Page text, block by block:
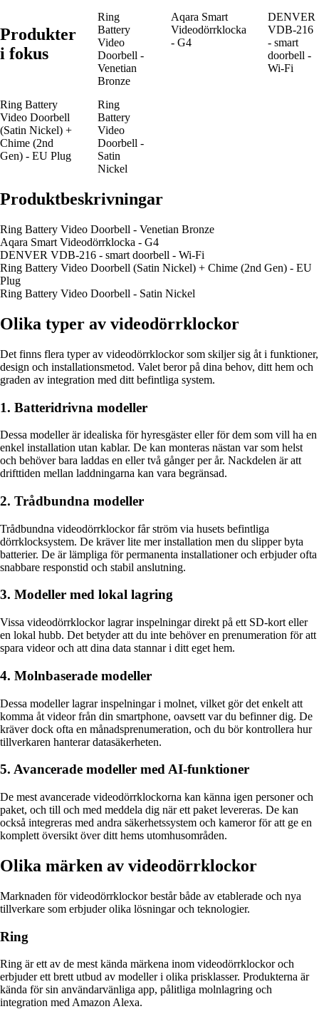
Produkter
i fokus
Ring
Battery
Video
Doorbell -
Venetian
Bronze
Aqara Smart
Videodörrklocka
- G4
DENVER
VDB-216
- smart
doorbell -
Wi-Fi
Ring Battery
Video Doorbell
(Satin Nickel) +
Chime (2nd
Gen) - EU Plug
Ring
Battery
Video
Doorbell -
Satin
Nickel
Produktbeskrivningar
Ring Battery Video Doorbell - Venetian Bronze
Aqara Smart Videodörrklocka - G4
DENVER VDB-216 - smart doorbell - Wi-Fi
Ring Battery Video Doorbell (Satin Nickel) + Chime (2nd Gen) - EU
Plug
Ring Battery Video Doorbell - Satin Nickel
Olika typer av videodörrklockor
Det finns flera typer av videodörrklockor som skiljer sig åt i funktioner,
design och installationsmetod. Valet beror på dina behov, ditt hem och
graden av integration med ditt befintliga system.
1. Batteridrivna modeller
Dessa modeller är idealiska för hyresgäster eller för dem som vill ha en
enkel installation utan kablar. De kan monteras nästan var som helst
och behöver bara laddas en eller två gånger per år. Nackdelen är att
drifttiden mellan laddningarna kan vara begränsad.
2. Trådbundna modeller
Trådbundna videodörrklockor får ström via husets befintliga
dörrklocksystem. De kräver lite mer installation men du slipper byta
batterier. De är lämpliga för permanenta installationer och erbjuder ofta
snabbare responstid och stabil anslutning.
3. Modeller med lokal lagring
Vissa videodörrklockor lagrar inspelningar direkt på ett SD-kort eller
en lokal hubb. Det betyder att du inte behöver en prenumeration för att
spara videor och att dina data stannar i ditt eget hem.
4. Molnbaserade modeller
Dessa modeller lagrar inspelningar i molnet, vilket gör det enkelt att
komma åt videor från din smartphone, oavsett var du befinner dig. De
kräver dock ofta en månadsprenumeration, och du bör kontrollera hur
tillverkaren hanterar datasäkerheten.
5. Avancerade modeller med AI-funktioner
De mest avancerade videodörrklockorna kan känna igen personer och
paket, och till och med meddela dig när ett paket levereras. De kan
också integreras med andra säkerhetssystem och kameror för att ge en
komplett översikt över ditt hems utomhusområden.
Olika märken av videodörrklockor
Marknaden för videodörrklockor består både av etablerade och nya
tillverkare som erbjuder olika lösningar och teknologier.
Ring
Ring är ett av de mest kända märkena inom videodörrklockor och
erbjuder ett brett utbud av modeller i olika prisklasser. Produkterna är
kända för sin användarvänliga app, pålitliga molnlagring och
integration med Amazon Alexa.